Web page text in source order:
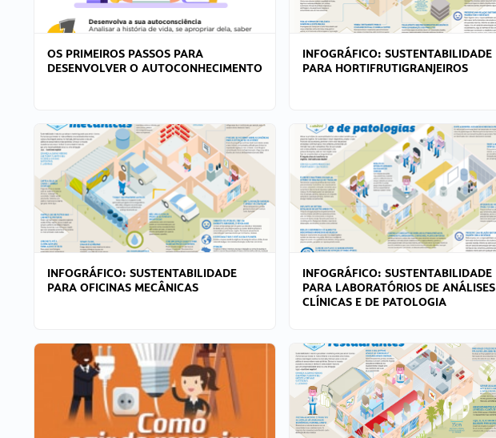
OS PRIMEIROS PASSOS PARA
DESENVOLVER O AUTOCONHECIMENTO
INFOGRÁFICO: SUSTENTABILIDADE
PARA HORTIFRUTIGRANJEIROS
INFOGRÁFICO: SUSTENTABILIDADE
PARA OFICINAS MECÂNICAS
INFOGRÁFICO: SUSTENTABILIDADE
PARA LABORATÓRIOS DE ANÁLISES
CLÍNICAS E DE PATOLOGIA